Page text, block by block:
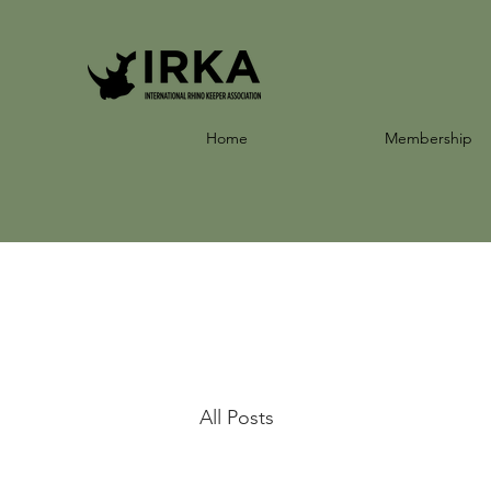
Home Membership
All Posts